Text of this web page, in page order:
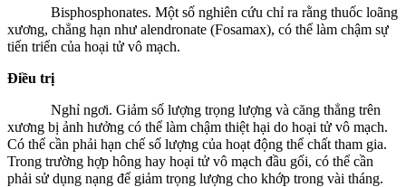
Bisphosphonates. Một số nghiên cứu chỉ ra rằng thuốc loãng
xương, chẳng hạn như alendronate (Fosamax), có thể làm chậm sự
tiến triển của hoại tử vô mạch.
Điều trị
Nghỉ ngơi. Giảm số lượng trọng lượng và căng thẳng trên
xương bị ảnh hưởng có thể làm chậm thiệt hại do hoại tử vô mạch.
Có thể cần phải hạn chế số lượng của hoạt động thể chất tham gia.
Trong trường hợp hông hay hoại tử vô mạch đầu gối, có thể cần
phải sử dụng nạng để giảm trọng lượng cho khớp trong vài tháng.